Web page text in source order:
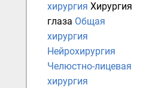
хирургия Хирургия
глаза Общая
хирургия
Нейрохирургия
Челюстно-лицевая
хирургия